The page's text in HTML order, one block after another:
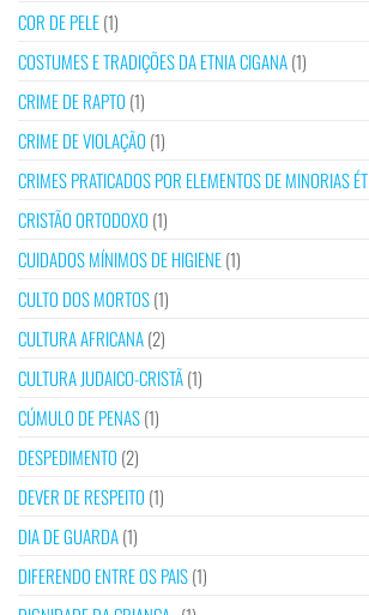
COR DE PELE(1)
COSTUMES E TRADIÇÕES DA ETNIA CIGANA(1)
CRIME DE RAPTO (1)
CRIME DE VIOLAÇÃO (1)
CRIMES PRATICADOS POR ELEMENTOS DE MINORIAS
CRISTÃO ORTODOXO (1)
CUIDADOS MÍNIMOS DE HIGIENE(1)
CULTO DOS MORTOS(1)
CULTURA AFRICANA(2)
CULTURA JUDAICO-CRISTÃ(1)
CÚMULO DE PENAS(1)
DESPEDIMENTO (2)
DEVER DE RESPEITO (1)
DIA DE GUARDA(1)
DIFERENDO ENTRE OS PAIS(1)